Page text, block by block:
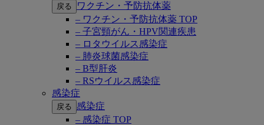
戻る
ワクチン・予防抗体薬
– ワクチン・予防抗体薬 TOP
– 子宮頸がん・HPV関連疾患
– ロタウイルス感染症
– 肺炎球菌感染症
– B型肝炎
– RSウイルス感染症
感染症
戻る
感染症
– 感染症 TOP